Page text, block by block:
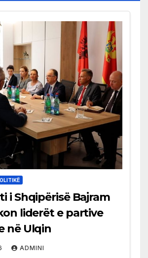
i Shqipërisë Bajram
liderët e partive
në Ulqin
ADMINI